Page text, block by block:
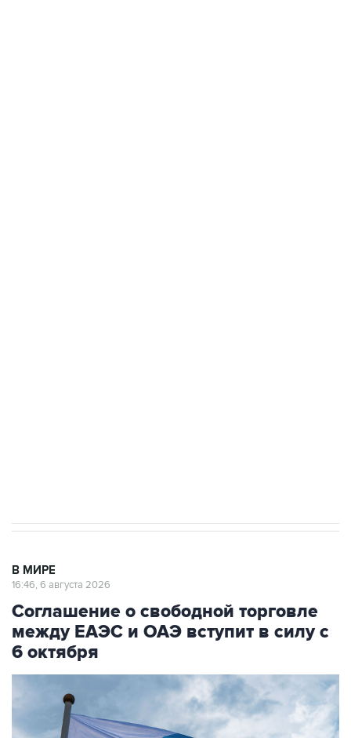
В МИРЕ
16:46, 6 августа 2026
Соглашение о свободной торговле
между ЕАЭС и ОАЭ вступит в силу с
6 октября